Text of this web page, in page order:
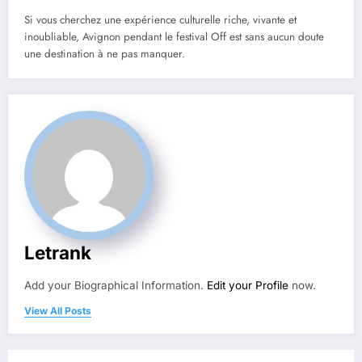
Si vous cherchez une expérience culturelle riche, vivante et
inoubliable, Avignon pendant le festival Off est sans aucun doute
une destination à ne pas manquer.
Letrank
Add your Biographical Information. Edit your Profile now.
View All Posts